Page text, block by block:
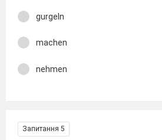
gurgeln
machen
nehmen
Запитання 5